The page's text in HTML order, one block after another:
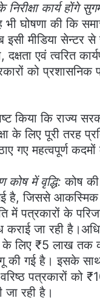
कार्य होंगे
घोषणा की कि
इसी मीडिया सेन्टर
दक्षता एवं त्वरित
को प्रशासनिक
किया कि राज्य
के लिए पूरी तरह
गए महत्वपूर्ण
कोष में वृद्धि: कोष
है, जिससे आकस्मिक
में पत्रकारों के
कराई जा रही
लिए ₹5 लाख तक
की गई है। इसके
पत्रकारों को
रही है।